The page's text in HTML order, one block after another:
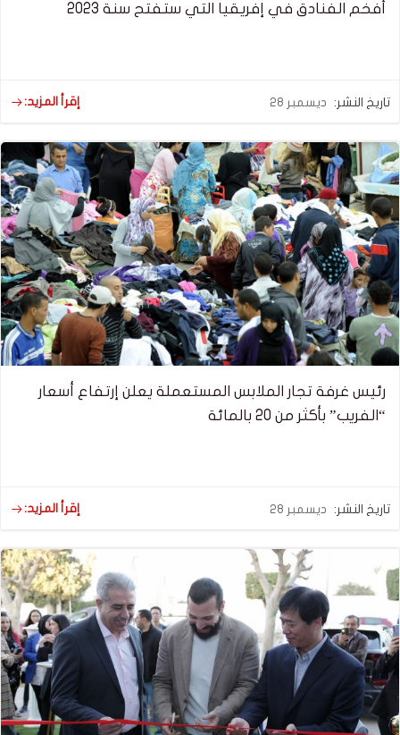
أفخم الفنادق في إفريقيا التي ستفتح سنة 2023
تاريخ النشر: ديسمبر 28 إقرأ المزيد:
رئيس غرفة تجار الملابس المستعملة يعلن إرتفاع أسعار
“الفريب” بأكثر من 20 بالمائة
تاريخ النشر: ديسمبر 28 إقرأ المزيد: